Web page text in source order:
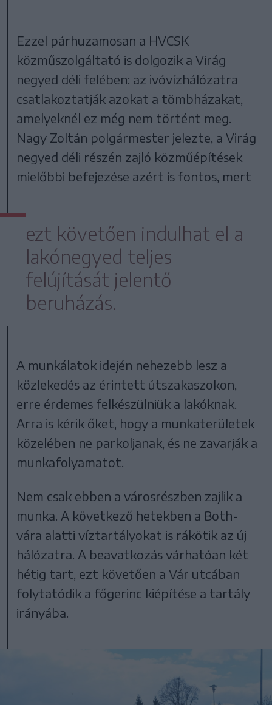
Ezzel párhuzamosan a HVCSK
közműszolgáltató is dolgozik a Virág
negyed déli felében: az ivóvízhálózatra
csatlakoztatják azokat a tömbházakat,
amelyeknél ez még nem történt meg.
Nagy Zoltán polgármester jelezte, a Virág
negyed déli részén zajló közműépítések
mielőbbi befejezése azért is fontos, mert
ezt követően indulhat el a
lakónegyed teljes
felújítását jelentő
beruházás.
A munkálatok idején nehezebb lesz a
közlekedés az érintett útszakaszokon,
erre érdemes felkészülniük a lakóknak.
Arra is kérik őket, hogy a munkaterületek
közelében ne parkoljanak, és ne zavarják a
munkafolyamatot.
Nem csak ebben a városrészben zajlik a
munka. A következő hetekben a Both-
vára alatti víztartályokat is rákötik az új
hálózatra. A beavatkozás várhatóan két
hétig tart, ezt követően a Vár utcában
folytatódik a főgerinc kiépítése a tartály
irányába.